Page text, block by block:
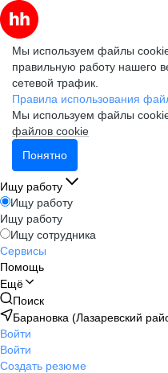
Мы используем файлы
правильную работу нашего
сетевой трафик.
Правила использования
Мы используем файлы
файлов cookie
Понятно
Ищу работу
Ищу работу
Ищу работу
Ищу сотрудника
Сервисы
Помощь
Ещё
Поиск
Барановка (Лазаревский
Войти
Войти
Создать резюме